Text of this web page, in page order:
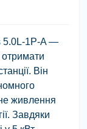
5.0L-1P-A —
отримати
Він
живлення
Завдяки